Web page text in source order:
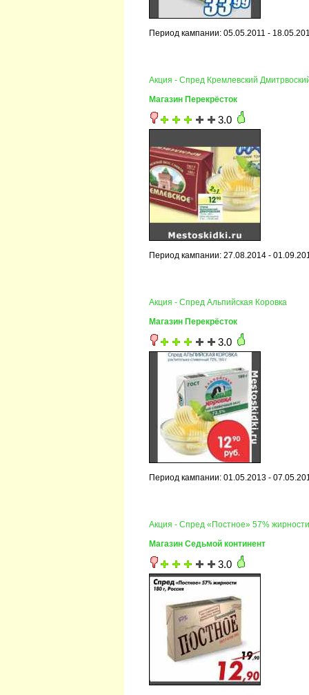
Период кампании: 05.05.2011 -
Акция - Спред Кремлевский
Магазин Перекрёсток
3.0
Период кампании: 27.08.2014 -
Акция - Спред Альпийская Коровка
Магазин Перекрёсток
3.0
Период кампании: 01.05.2013 -
Акция - Спред «Постное» 57% жирности
Магазин Седьмой континент
3.0